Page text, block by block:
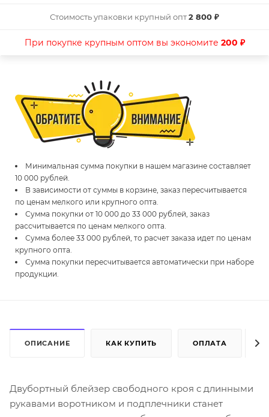
Стоимость упаковки крупный опт2 800 ₽
При покупке крупным оптом вы экономите 200 ₽
Минимальная сумма покупки в нашем магазине составляет
10 000 рублей.
В зависимости от суммы в корзине, заказ пересчитывается
по ценам мелкого или крупного опта.
Сумма покупки от 10 000 до 33 000 рублей, заказ
рассчитывается по ценам мелкого опта.
Сумма более 33 000 рублей, то расчет заказа идет по ценам
крупного опта.
Сумма покупки пересчитывается автоматически при наборе
продукции.
ОПИСАНИЕ КАК КУПИТЬ ОПЛАТА
Двубортный блейзер свободного кроя с длинными
рукавами воротником и подплечники станет